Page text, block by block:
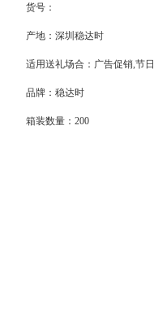
货号：
产地：深圳稳达时
适用送礼场合：广告促销,节日
品牌： 稳达时
箱装数量： 200